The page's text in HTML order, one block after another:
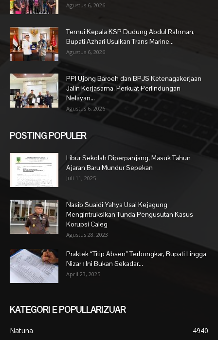
Agustus 6, 2026
Temui Kepala KSP Dudung Abdul Rahman,
Bupati Azhari Usulkan Trans Marine...
Agustus 6, 2026
PPI Ujong Baroeh dan BPJS Ketenagakerjaan
Jalin Kerjasama, Perkuat Perlindungan
Nelayan...
Agustus 6, 2026
POSTING POPULER
Libur Sekolah Diperpanjang, Masuk Tahun
Ajaran Baru Mundur Sepekan
Juli 11, 2025
Nasib Suaidi Yahya Usai Kejagung
Mengintruksikan Tunda Pengusutan Kasus
Korupsi Caleg
Agustus 28, 2023
Praktek “Titip Absen” Terbongkar, Bupati Lingga
Nizar : Ini Bukan Sekadar...
April 23, 2025
KATEGORI E POPULLARIZUAR
Natuna
4940